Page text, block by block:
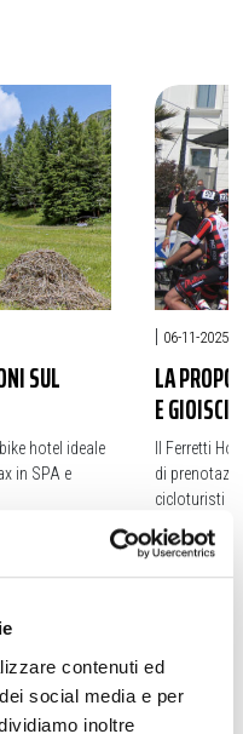
contenuti ed
social media e per
inoltre
SUL
hotel ideale
in SPA e
| 06-11-2025
LA
E
Il Ferretti
di
cicloturisti
#BIKE HOTEL